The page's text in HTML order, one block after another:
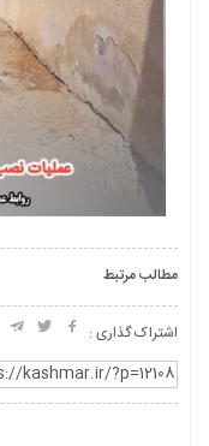
مطالب مرتبط
اشتراک گذاری :